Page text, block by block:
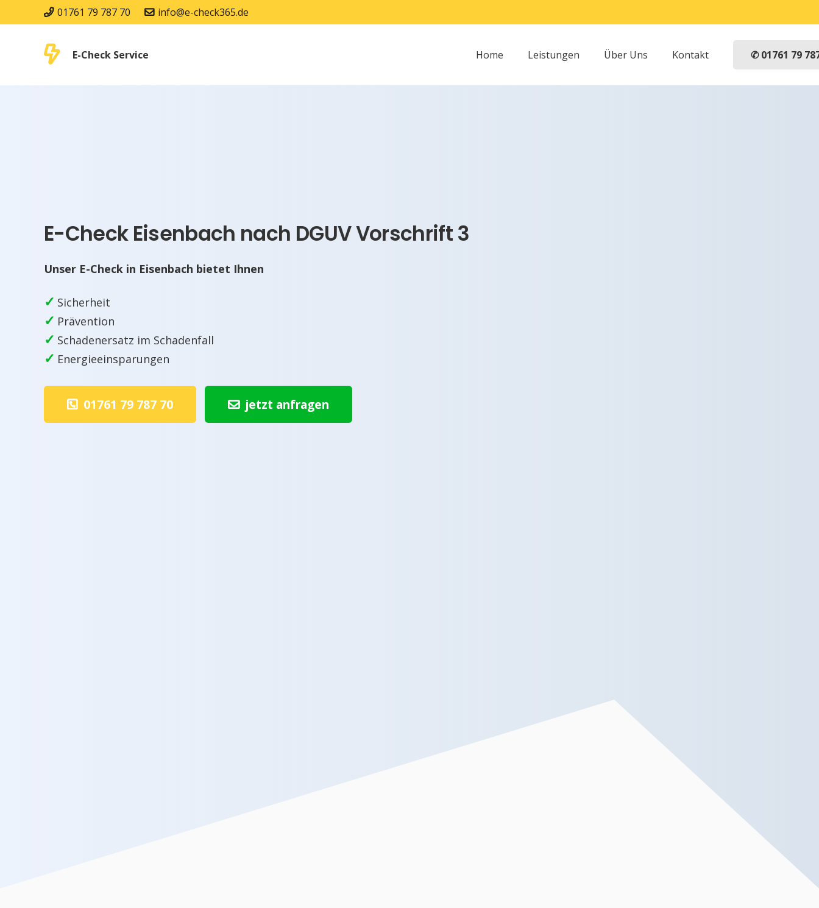
01761 79 787 70 info@e-check365.de
E-Check Service Home Leistungen Über Uns Kontakt ✆ 01761 79
E-Check Eisenbach nach DGUV Vorschrift 3
Unser E-Check in Eisenbach bietet Ihnen
✓ Sicherheit
✓ Prävention
✓ Schadenersatz im Schadenfall
✓ Energieeinsparungen
01761 79 787 70 jetzt anfragen